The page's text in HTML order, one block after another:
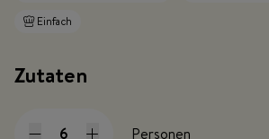
Einfach
Zutaten
Personen